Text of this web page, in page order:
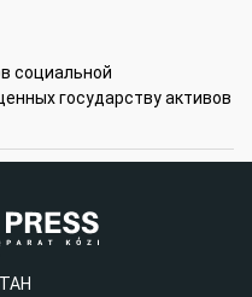
социальной
государству активов